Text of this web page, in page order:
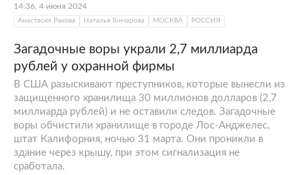
14:36, 4 июня 2024
Анастасия Ракова Наталья Гончарова МОСКВА РОССИЯ
Загадочные воры украли 2,7 миллиарда
рублей у охранной фирмы
В США разыскивают преступников, которые вынесли из
защищенного хранилища 30 миллионов долларов (2,7
миллиарда рублей) и не оставили следов. Загадочные
воры обчистили хранилище в городе Лос-Анджелес,
штат Калифорния, ночью 31 марта. Они проникли в
здание через крышу, при этом сигнализация не
сработала.